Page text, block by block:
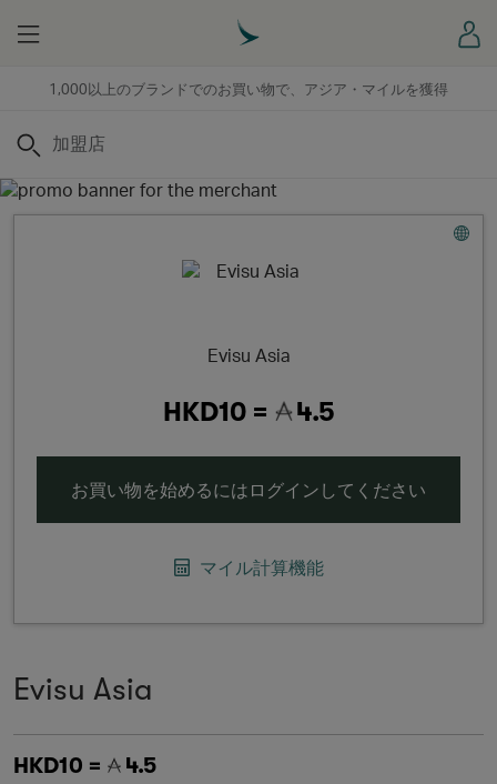
1,000以上のブランドでのお買い物で、アジア・マイルを獲得
Menu
検索
Evisu Asia
HKD10 = 4.5
お買い物を始めるにはログインしてください
マイル計算機能
Evisu Asia
HKD10 = 4.5